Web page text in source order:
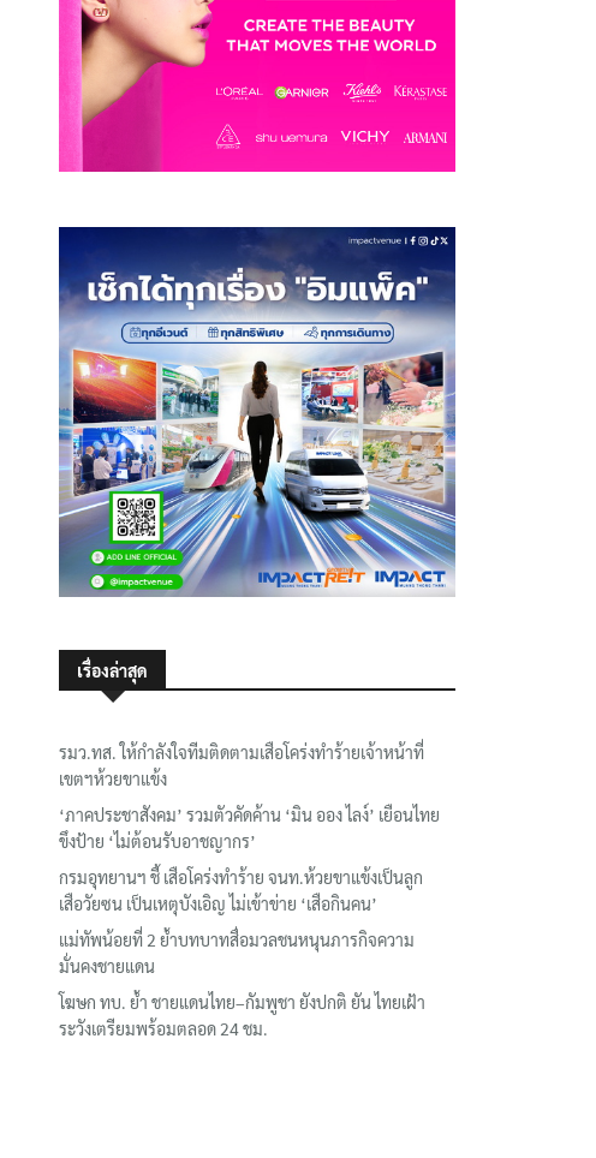
เรื่องล่าสุด
รมว.ทส. ให้กำลังใจทีมติดตามเสือโคร่งทำร้ายเจ้าหน้าที่
เขตฯห้วยขาแข้ง
‘ภาคประชาสังคม’ รวมตัวคัดค้าน ‘มิน ออง ไลง์’ เยือนไทย
ขึงป้าย ‘ไม่ต้อนรับอาชญากร’
กรมอุทยานฯ ชี้ เสือโคร่งทำร้าย จนท.ห้วยขาแข้งเป็นลูก
เสือวัยซน เป็นเหตุบังเอิญ ไม่เข้าข่าย ‘เสือกินคน’
แม่ทัพน้อยที่ 2 ย้ำบทบาทสื่อมวลชนหนุนภารกิจความ
มั่นคงชายแดน
โฆษก ทบ. ย้ำ ชายแดนไทย–กัมพูชา ยังปกติ ยัน ไทยเฝ้า
ระวังเตรียมพร้อมตลอด 24 ชม.